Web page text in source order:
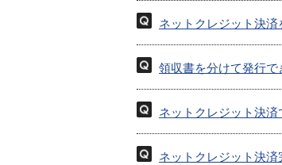
ネットクレジット決
領収書を分けて発行で
ネットクレジット決
ネットクレジット決